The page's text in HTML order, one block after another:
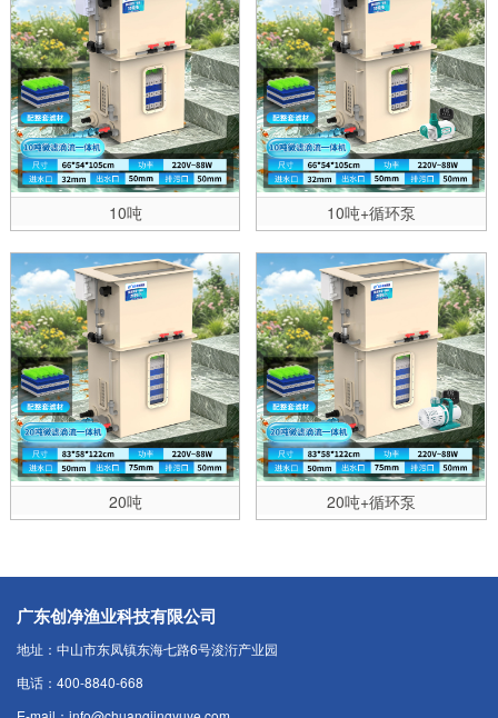
10吨 10吨+循环泵
20吨 20吨+循环泵
广东创净渔业科技有限公司
地址：中山市东凤镇东海七路6号浚洐产业园
电话：400-8840-668